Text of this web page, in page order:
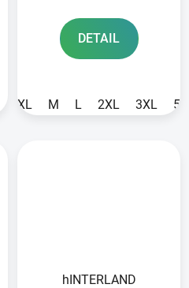
DETAIL
XL M L 2XL 3XL
hINTERLAND